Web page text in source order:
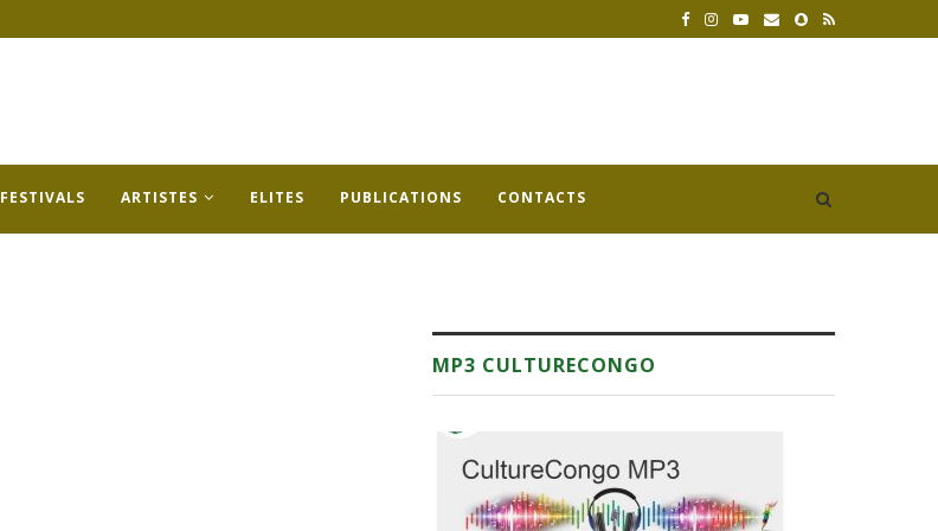
FESTIVALS ARTISTES ELITES PUBLICATIONS CONTACTS
MP3 CULTURECONGO